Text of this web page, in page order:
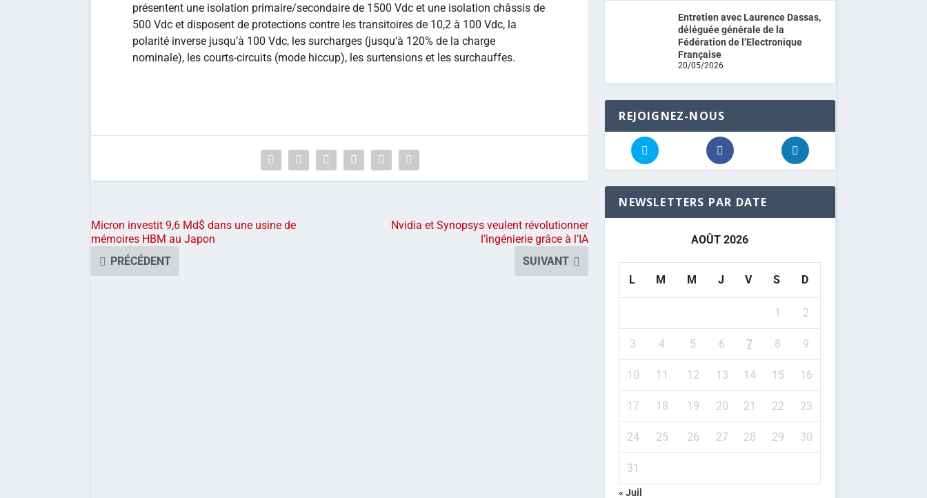
présentent une isolation primaire/secondaire de 1500 Vdc et une isolation châssis de
500 Vdc et disposent de protections contre les transitoires de 10,2 à 100 Vdc, la
polarité inverse jusqu’à 100 Vdc, les surcharges (jusqu’à 120% de la charge
nominale), les courts-circuits (mode hiccup), les surtensions et les surchauffes.
Micron investit 9,6 Md$ dans une usine de
mémoires HBM au Japon
PRÉCÉDENT
Nvidia et Synopsys veulent révolutionner
l’ingénierie grâce à l’IA
SUIVANT
Entretien avec Laurence Dassas,
déléguée générale de la
Fédération de l’Electronique
Française
20/05/2026
REJOIGNEZ-NOUS
NEWSLETTERS PAR DATE
AOÛT 2026
L M M J V S D
1 2
3 4 5 6 7 8 9
10 11 12 13 14 15 16
17 18 19 20 21 22 23
24 25 26 27 28 29 30
31
« Juil